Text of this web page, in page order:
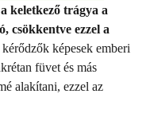
keletkező trágya a
csökkentve ezzel a
képesek emberi
füvet és más
alakítani, ezzel az